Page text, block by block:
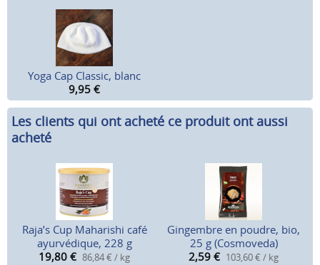
Yoga Cap Classic, blanc
9,95 €
Les clients qui ont acheté ce produit ont aussi
acheté
Raja’s Cup Maharishi café
ayurvédique, 228 g
19,80 € 86,84 € / kg
Gingembre en poudre, bio,
25 g (Cosmoveda)
2,59 € 103,60 € / kg